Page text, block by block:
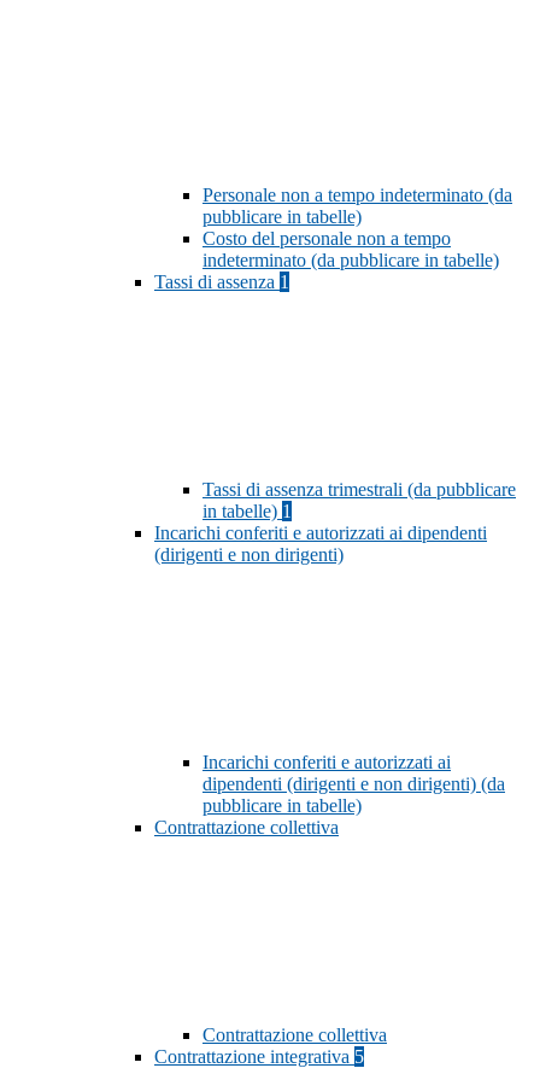
Personale non a tempo indeterminato (da
pubblicare in tabelle)
Costo del personale non a tempo
indeterminato (da pubblicare in tabelle)
Tassi di assenza 1
Tassi di assenza trimestrali (da pubblicare
in tabelle) 1
Incarichi conferiti e autorizzati ai dipendenti
(dirigenti e non dirigenti)
Incarichi conferiti e autorizzati ai
dipendenti (dirigenti e non dirigenti) (da
pubblicare in tabelle)
Contrattazione collettiva
Contrattazione collettiva
Contrattazione integrativa 5